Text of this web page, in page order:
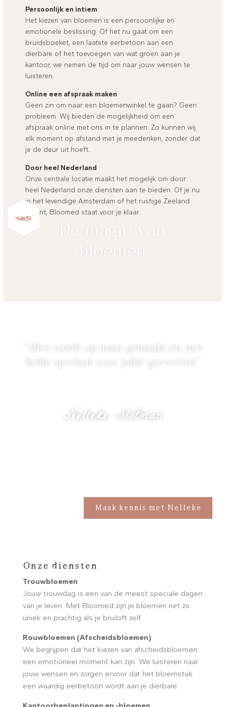
Persoonlijk en intiem
Het kiezen van bloemen is een persoonlijke en
emotionele beslissing. Of het nu gaat om een
bruidsboeket, een laatste eerbetoon aan een
dierbare of het toevoegen van wat groen aan je
kantoor, we nemen de tijd om naar jouw wensen te
luisteren.
Online een afspraak maken
Geen zin om naar een bloemenwinkel te gaan? Geen
probleem. Wij bieden de mogelijkheid om een
afspraak online met ons in te plannen. Zo kunnen wij
elk moment op afstand met je meedenken, zonder dat
je de deur uit hoeft.
Door heel Nederland
Onze centrale locatie maakt het mogelijk om door
heel Nederland onze diensten aan te bieden. Of je nu
in het levendige Amsterdam of het rustige Zeeland
woont, Bloomed staat voor je klaar.
De magie van
bloemen
“Alles wordt op maat gemaakt en met
liefde speciaal voor jullie gecreëerd.”
Nelleke Slotman
Maak kennis met Nelleke
Onze diensten
Trouwbloemen
Jouw trouwdag is een van de meest speciale dagen
van je leven. Met Bloomed zijn je bloemen net zo
uniek en prachtig als je bruiloft zelf.
Rouwbloemen (Afscheidsbloemen)
We begrijpen dat het kiezen van afscheidsbloemen
een emotioneel moment kan zijn. We luisteren naar
jouw wensen en zorgen ervoor dat het bloemstuk
een waardig eerbetoon wordt aan je dierbare.